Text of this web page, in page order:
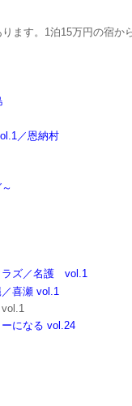
ます。1泊15万円の宿か
／恩納村
ラズ／名護 vol.1
喜瀬 vol.1
になる vol.24